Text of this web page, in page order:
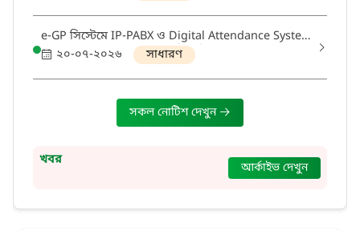
e-GP সিস্টেমে IP-PABX ও Digital Attendance System
ক্রয় ও স্থাপন সংক্রান্ত দরপত্র বিজ্ঞপ্তি
২০-০৭-২০২৬ সাধারণ
সকল নোটিশ দেখুন
খবর আর্কাইভ দেখুন